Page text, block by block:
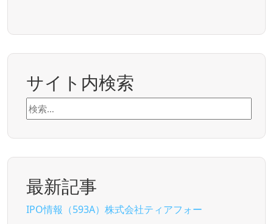
サイト内検索
検
索:
最新記事
IPO情報（593A）株式会社ティアフォー